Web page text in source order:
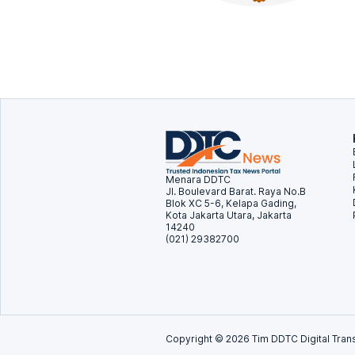
Menara DDTC
Jl. Boulevard Barat. Raya No.B
Blok XC 5-6, Kelapa Gading,
Kota Jakarta Utara, Jakarta
14240
(021) 29382700
Copyright © 2026 Tim DDTC Digital